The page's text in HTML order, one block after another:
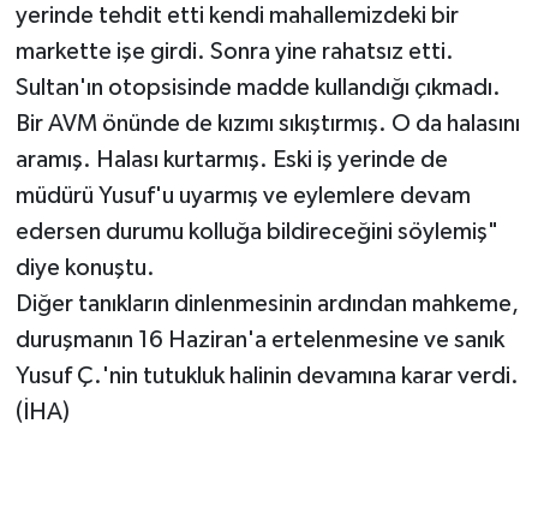
yerinde tehdit etti kendi mahallemizdeki bir
markette işe girdi. Sonra yine rahatsız etti.
Sultan'ın otopsisinde madde kullandığı çıkmadı.
Bir AVM önünde de kızımı sıkıştırmış. O da halasını
aramış. Halası kurtarmış. Eski iş yerinde de
müdürü Yusuf'u uyarmış ve eylemlere devam
edersen durumu kolluğa bildireceğini söylemiş"
diye konuştu.
Diğer tanıkların dinlenmesinin ardından mahkeme,
duruşmanın 16 Haziran'a ertelenmesine ve sanık
Yusuf Ç.'nin tutukluk halinin devamına karar verdi.
(İHA)